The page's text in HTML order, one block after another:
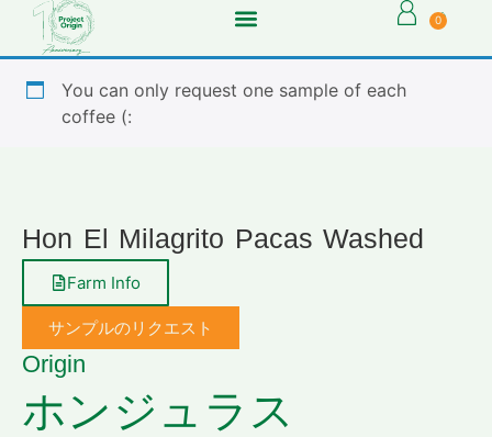
0
You can only request one sample of each
coffee (:
Hon El Milagrito Pacas Washed
Farm Info
サンプルのリクエスト
Origin
ホンジュラス